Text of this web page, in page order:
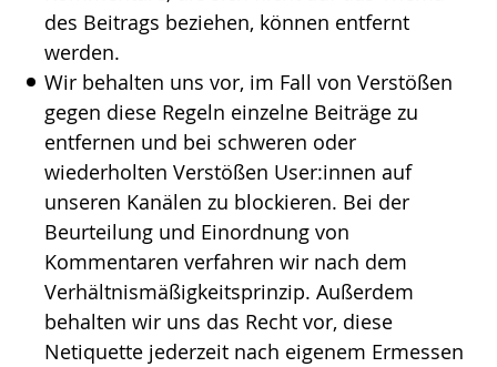
des Beitrags beziehen, können entfernt
werden.
Wir behalten uns vor, im Fall von Verstößen
gegen diese Regeln einzelne Beiträge zu
entfernen und bei schweren oder
wiederholten Verstößen User:innen auf
unseren Kanälen zu blockieren. Bei der
Beurteilung und Einordnung von
Kommentaren verfahren wir nach dem
Verhältnismäßigkeitsprinzip. Außerdem
behalten wir uns das Recht vor, diese
Netiquette jederzeit nach eigenem Ermessen